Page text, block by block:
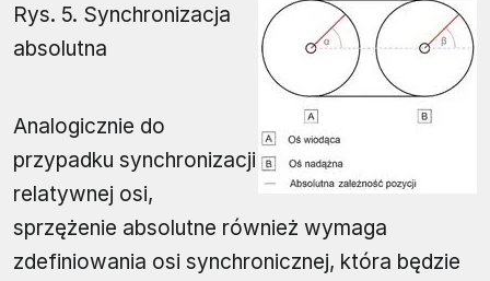
Rys. 5. Synchronizacja
absolutna
Analogicznie do
przypadku synchronizacji
relatywnej osi,
sprzężenie absolutne również wymaga
zdefiniowania osi synchronicznej, która będzie